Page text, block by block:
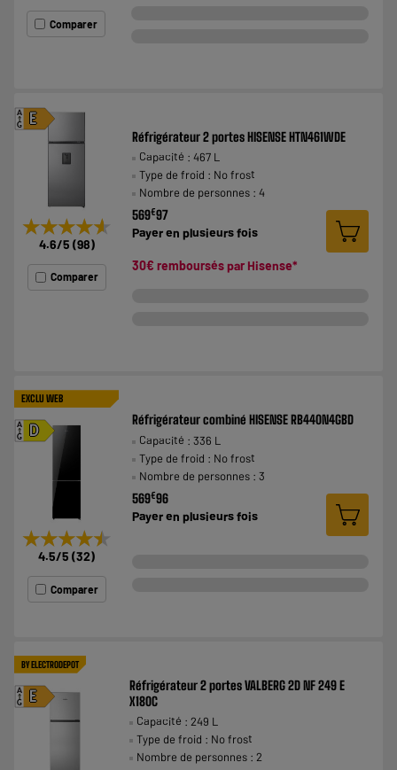
Comparer
E
A
G
★★★★★
★★★★★
4.6/5 (98)
Comparer
Réfrigérateur 2 portes HISENSE HTN461WDE
Capacité : 467 L
Type de froid : No frost
Nombre de personnes : 4
569€97
Payer en plusieurs fois
30€ remboursés par Hisense*
EXCLU WEB
D
A
G
★★★★★
★★★★★
4.5/5 (32)
Comparer
Réfrigérateur combiné HISENSE RB440N4GBD
Capacité : 336 L
Type de froid : No frost
Nombre de personnes : 3
569€96
Payer en plusieurs fois
BY ELECTRODEPOT
E
A
G
Réfrigérateur 2 portes VALBERG 2D NF 249 E
X180C
Capacité : 249 L
Type de froid : No frost
Nombre de personnes : 2